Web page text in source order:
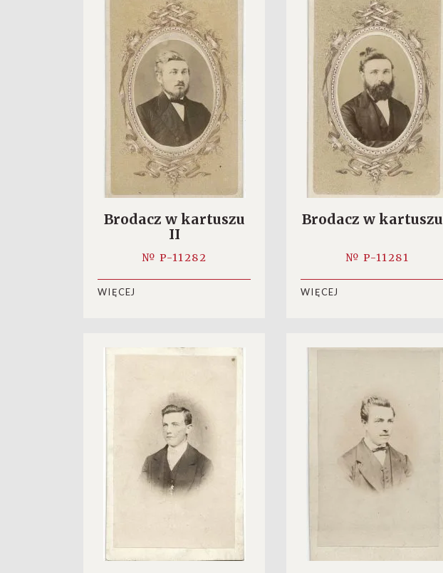
Brodacz w kartuszu
II
№ P-11282
WIĘCEJ
Brodacz w
№ P-11281
WIĘCEJ